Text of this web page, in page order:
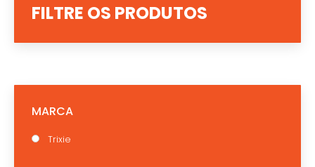
FILTRE OS PRODUTOS
MARCA
Trixie